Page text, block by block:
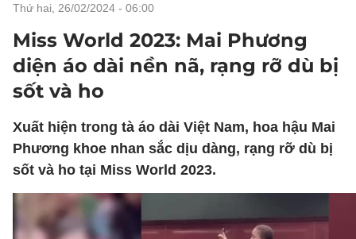
thứ hai, 26/02/2024 - 06:00
Miss World 2023: Mai Phương
diện áo dài nền nã, rạng rỡ dù bị
sốt và ho
Xuất hiện trong tà áo dài Việt Nam, hoa hậu Mai
Phương khoe nhan sắc dịu dàng, rạng rỡ dù bị
sốt và ho tại Miss World 2023.